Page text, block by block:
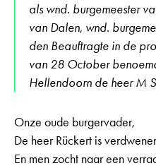
als wnd. burgemeester
van Dalen, wnd.
den Beauftragte in de
van 28 October
Hellendoorn de heer M
Onze oude burgervader,
De heer Rückert is
En men zocht naar een